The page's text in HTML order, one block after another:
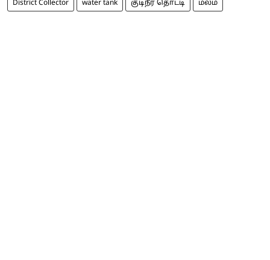
District Collector water tank குடிநீர் தொட்டி மலம்